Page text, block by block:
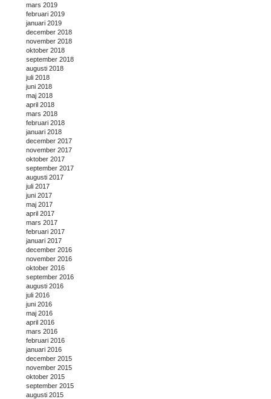
mars 2019
februari 2019
januari 2019
december 2018
november 2018
oktober 2018
september 2018
augusti 2018
juli 2018
juni 2018
maj 2018
april 2018
mars 2018
februari 2018
januari 2018
december 2017
november 2017
oktober 2017
september 2017
augusti 2017
juli 2017
juni 2017
maj 2017
april 2017
mars 2017
februari 2017
januari 2017
december 2016
november 2016
oktober 2016
september 2016
augusti 2016
juli 2016
juni 2016
maj 2016
april 2016
mars 2016
februari 2016
januari 2016
december 2015
november 2015
oktober 2015
september 2015
augusti 2015